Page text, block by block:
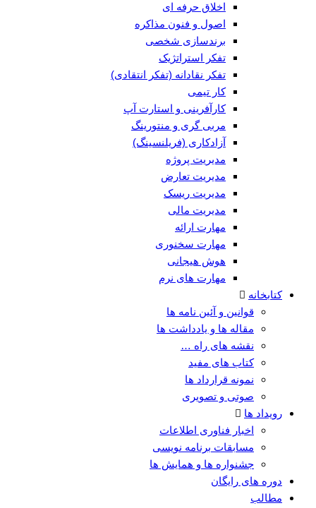
اخلاق حرفه ای
اصول و فنون مذاکره
برندسازی شخصی
تفکر استراتژیک
تفکر نقادانه (تفکر انتقادی)
کار تیمی
کارآفرینی و استارت آپ
مربی گری و منتورینگ
آزادکاری (فریلنسینگ)
مدیریت پروژه
مدیریت تعارض
مدیریت ریسک
مدیریت مالی
مهارت ارائه
مهارت سخنوری
هوش هیجانی
مهارت های نرم
کتابخانه
قوانین و آئین نامه ها
مقاله ها و یادداشت ها
نقشه های راه …
کتاب های مفید
نمونه قرارداد ها
صوتی و تصویری
رویداد ها
اخبار فناوری اطلاعات
مسابقات برنامه نویسی
جشنواره ها و همایش ها
دوره های رایگان
مطالب